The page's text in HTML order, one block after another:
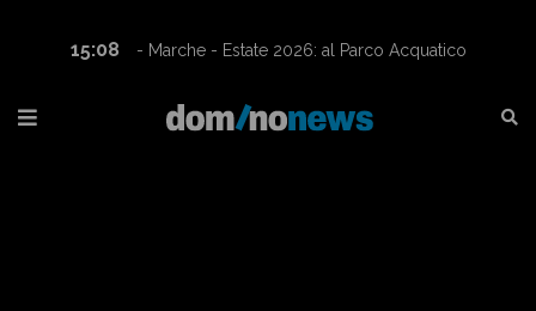
15:08
- Marche - Estate 2026: al Parco Acquatico